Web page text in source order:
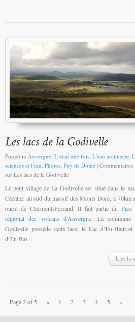
Posted in Auvergne, Il était une fois, L'eau architecte,
sciences et l'eau, Photos, Puy de Dôme | Commentaires
sur Les lacs de la Godivelle
Le petit village de La Godivelle est situé dans le
Cézalier au sud du massif des Monts Dore, à 70km
ouest de Clermont-Ferrand. Il fait partie du Parc
régional des volcans d’Auvergne. La commune
Godivelle possède deux lacs, le Lac d’En-Haut
d’En-Bas. .
Lire la
Page 2 of 5 « 1 2 3 4 5 »